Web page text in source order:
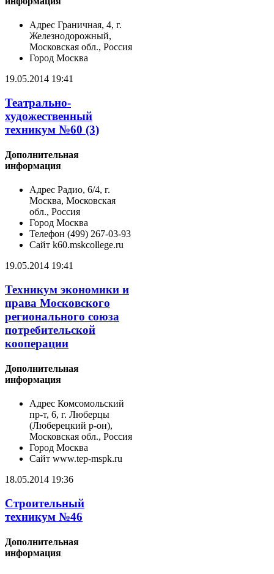
Адрес Граничная, 4, г.
Железнодорожный,
Московская обл., Россия
Город Москва
19.05.2014 19:41
Театрально-
художественный
техникум №60 (3)
Дополнительная
информация
Адрес Радио, 6/4, г.
Москва, Московская
обл., Россия
Город Москва
Телефон (499) 267-03-93
Сайт k60.mskcollege.ru
19.05.2014 19:41
Техникум экономики и
права Московского
регионального союза
потребительской
кооперации
Дополнительная
информация
Адрес Комсомольский
пр-т, 6, г. Люберцы
(Люберецкий р-он),
Московская обл., Россия
Город Москва
Сайт www.tep-mspk.ru
18.05.2014 19:36
Строительный
техникум №46
Дополнительная
информация